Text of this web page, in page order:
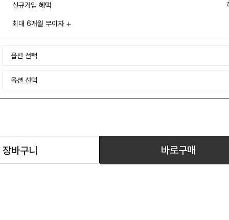
신규가입 혜택
최대 6개월 무이자
장바구니 바로구매